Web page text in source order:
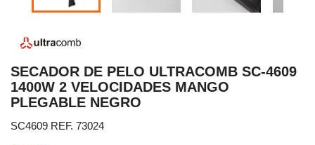
SECADOR DE PELO ULTRACOMB SC-4609
1400W 2 VELOCIDADES MANGO
PLEGABLE NEGRO
SC4609 REF. 73024